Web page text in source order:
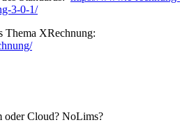
3-0-1/
Thema XRechnung:
oder Cloud? NoLims?